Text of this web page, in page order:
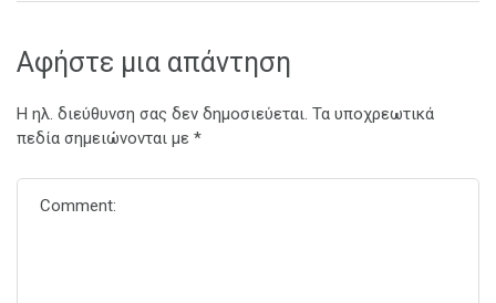
Αφήστε μια απάντηση
Η ηλ. διεύθυνση σας δεν δημοσιεύεται. Τα υποχρεωτικά
πεδία σημειώνονται με *